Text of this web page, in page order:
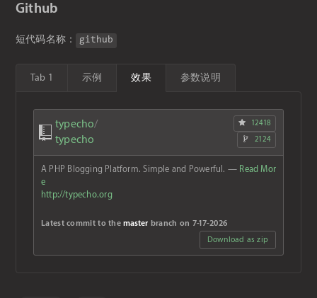
Github
短代码名称： github
Tab 1 示例 效果 参数说明
typecho/
typecho
12418
2124
A PHP Blogging Platform. Simple and Powerful. — Read Mor
e
http://typecho.org
Latest commit to themaster branch on 7-17-2026
Download as zip